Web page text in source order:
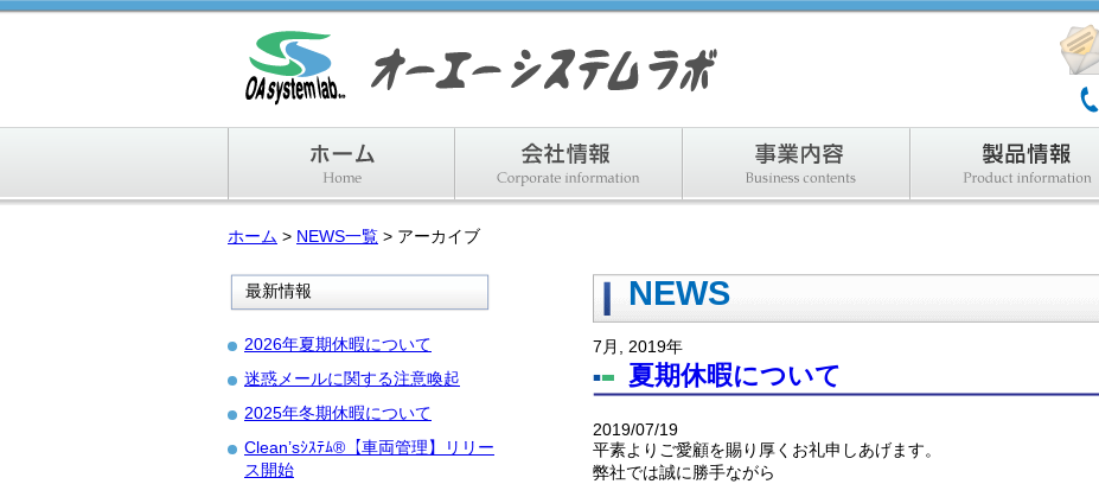
ホーム > NEWS一覧 > アーカイブ
NEWS
7月, 2019年
夏期休暇について
2019/07/19
平素よりご愛顧を賜り厚くお礼申しあげます。
弊社では誠に勝手ながら
最新情報
2026年夏期休暇について
迷惑メールに関する注意喚起
2025年冬期休暇について
Clean’sｼｽﾃﾑ®【車両管理】リリー
ス開始